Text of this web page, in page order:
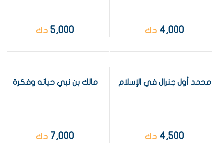
4,000 د.ك 5,000 د.ك
محمد أول جنرال في الإسلام
4,500 د.ك
مالك بن نبي حياته وفكرة
7,000 د.ك